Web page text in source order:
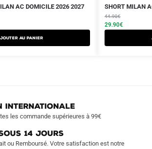
AC DOMICILE 2026 2027
au panier
SHORT MILAN
44.90€
Le
prix
initial
était :
29.90€
Le
prix
actuel
est :
Ce
produit
a
page
INTERNATIONALE
les commande supérieures à 99€
14 JOURS
ou Remboursé. Votre satisfaction est notre